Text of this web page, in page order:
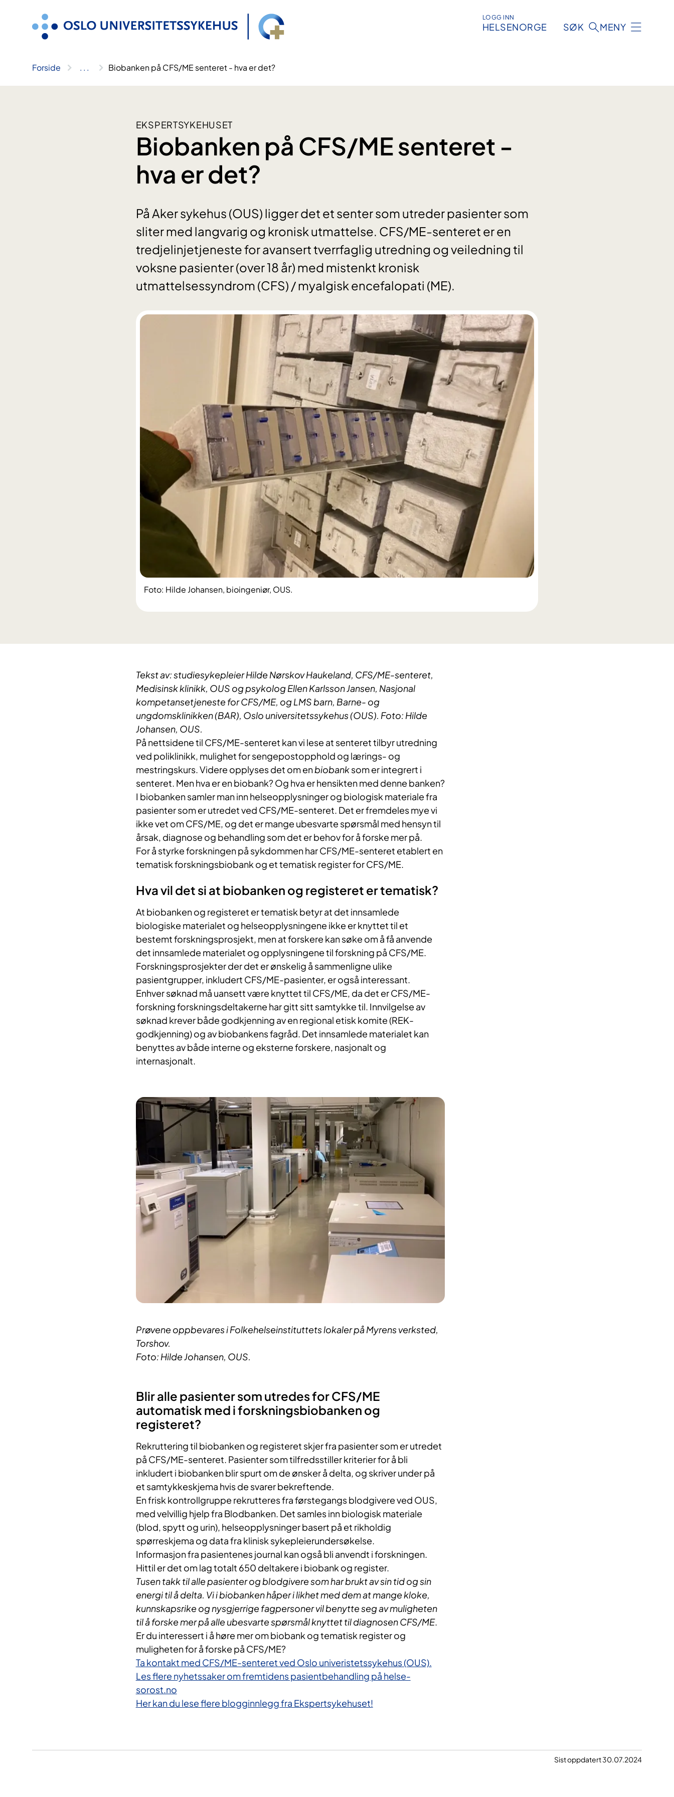
LOGG INN
HELSENORGE SØK MENY
Forside .. . Biobanken på CFS/ME senteret - hva er det?
EKSPERTSYKEHUSET
Biobanken på CFS/ME senteret -
hva er det?
På Aker sykehus (OUS) ligger det et senter som utreder pasienter som
sliter med langvarig og kronisk utmattelse. CFS/ME-senteret er en
tredjelinjetjeneste for avansert tverrfaglig utredning og veiledning til
voksne pasienter (over 18 år) med mistenkt kronisk
utmattelsessyndrom (CFS) / myalgisk encefalopati (ME).
Foto: Hilde Johansen, bioingeniør, OUS.
​Tekst av: studiesykepleier Hilde Nørskov Haukeland, CFS/ME-senteret,
Medisinsk klinikk, OUS og psykolog Ellen Karlsson Jansen, Nasjonal
kompetansetjeneste for CFS/ME, og LMS barn, Barne- og
ungdomsklinikken (BAR), Oslo universitetssykehus (OUS). Foto: Hilde
Johansen, OUS.
På nettsidene til CFS/ME-senteret kan vi lese at senteret tilbyr utredning
ved poliklinikk, mulighet for sengepostopphold og lærings- og
mestringskurs. Videre opplyses det om enbiobanksom er integrert i
senteret. Men hva er en biobank? Og hva er hensikten med denne banken?
I biobanken samler man inn helseopplysninger og biologisk materiale fra
pasienter som er utredet ved CFS/ME-senteret. Det er fremdeles mye vi
ikke vet om CFS/ME, og det er mange ubesvarte spørsmål med hensyn til
årsak, diagnose og behandling som det er behov for å forske mer på.
For å styrke forskningen på sykdommen har CFS/ME-senteret etablert en
tematisk forskningsbiobank og et tematisk register for CFS/ME.
Hva vil det si at biobanken og registeret er tematisk?
At biobanken og registeret er tematisk betyr at det innsamlede
biologiske materialet og helseopplysningene ikke er knyttet til et
bestemt forskningsprosjekt, men at forskere kan søke om å få anvende
det innsamlede materialet og opplysningene til forskning på CFS/ME.
Forskningsprosjekter der det er ønskelig å sammenligne ulike
pasientgrupper, inkludert CFS/ME-pasienter, er også interessant.
Enhver søknad må uansett være knyttet til CFS/ME, da det er CFS/ME-
forskning forskningsdeltakerne har gitt sitt samtykke til. Innvilgelse av
søknad krever både godkjenning av en regional etisk komite (REK-
godkjenning) og av biobankens fagråd. Det innsamlede materialet kan
benyttes av både interne og eksterne forskere, nasjonalt og
internasjonalt.
Prøvene oppbevares i Folkehelseinstituttets lokaler på Myrens verksted,
Torshov.
Foto: Hilde Johansen, OUS.
Blir alle pasienter som utredes for CFS/ME
automatisk med i forskningsbiobanken og
registeret?
Rekruttering til biobanken og registeret skjer fra pasienter som er utredet
på CFS/ME-senteret. Pasienter som tilfredsstiller kriterier for å bli
inkludert i biobanken blir spurt om de ønsker å delta, og skriver under på
et samtykkeskjema hvis de svarer bekreftende.
En frisk kontrollgruppe rekrutteres fra førstegangs blodgivere ved OUS,
med velvillig hjelp fra Blodbanken. Det samles inn biologisk materiale
(blod, spytt og urin), helseopplysninger basert på et rikholdig
spørreskjema og data fra klinisk sykepleierundersøkelse.
Informasjon fra pasientenes journal kan også bli anvendt i forskningen.
Hittil er det om lag totalt 650 deltakere i biobank og register.
Tusen takk til alle pasienter og blodgivere som har brukt av sin tid og sin
energi til å delta. Vi i biobanken håper i likhet med dem at mange kloke,
kunnskapsrike og nysgjerrige fagpersoner vil benytte seg av muligheten
til å forske mer på alle ubesvarte spørsmål knyttet til diagnosen CFS/ME.
Er du interessert i å høre mer om biobank og tematisk register og
muligheten for å forske på CFS/ME?
Ta kontakt med CFS/ME-senteret ved Oslo univeristetssykehus (OUS).
Les flere nyhetssaker om fremtidens pasientbehandling på helse-
sorost.no
Her kan du lese flere blogginnlegg fra Ekspertsykehuset!
Sist oppdatert 30.07.2024